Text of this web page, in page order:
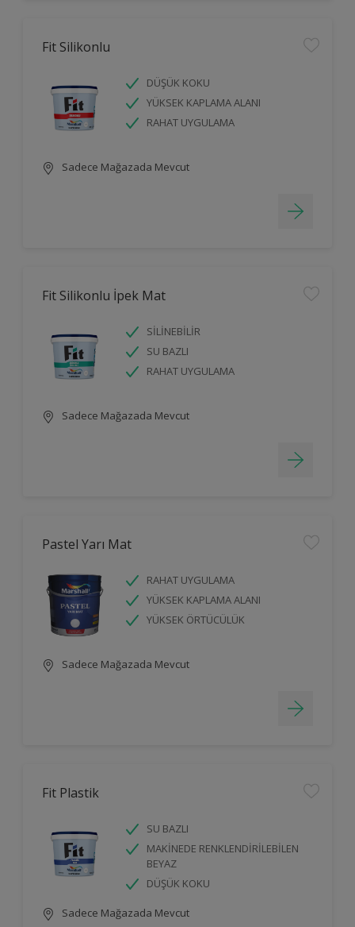
Fit Silikonlu
DÜŞÜK KOKU
YÜKSEK KAPLAMA ALANI
RAHAT UYGULAMA
Sadece Mağazada Mevcut
Fit Silikonlu İpek Mat
SİLİNEBİLİR
SU BAZLI
RAHAT UYGULAMA
Sadece Mağazada Mevcut
Pastel Yarı Mat
RAHAT UYGULAMA
YÜKSEK KAPLAMA ALANI
YÜKSEK ÖRTÜCÜLÜK
Sadece Mağazada Mevcut
Fit Plastik
SU BAZLI
MAKİNEDE RENKLENDİRİLEBİLEN
BEYAZ
DÜŞÜK KOKU
Sadece Mağazada Mevcut